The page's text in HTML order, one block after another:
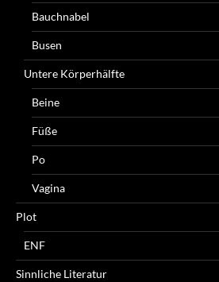
Bauchnabel
Busen
Untere Körperhälfte
Beine
Füße
Po
Vagina
Plot
ENF
Sinnliche Literatur